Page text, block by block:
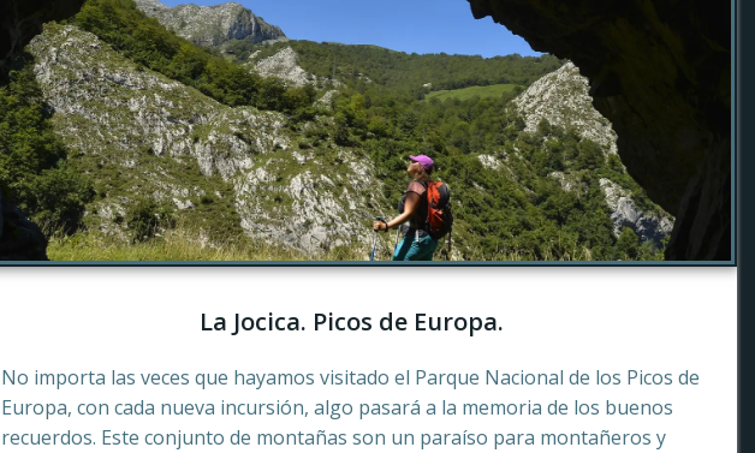
La Jocica. Picos de Europa.
No importa las veces que hayamos visitado el Parque Nacional de los Picos de
Europa, con cada nueva incursión, algo pasará a la memoria de los buenos
recuerdos. Este conjunto de montañas son un paraíso para montañeros y